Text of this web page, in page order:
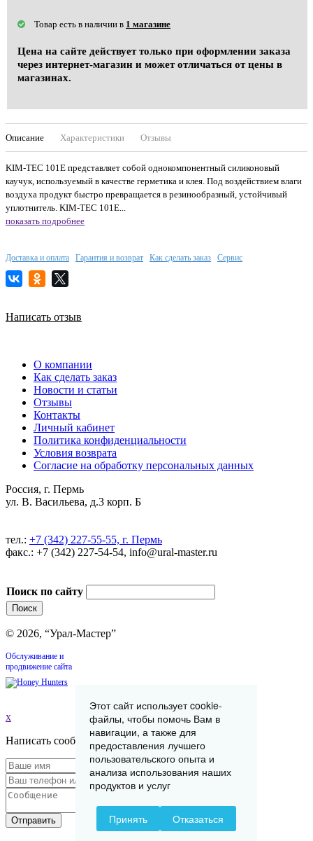
Товар есть в наличии в 1 магазине
Цена на сайте действует только при оформлении заказа
через интернет-магазин и может отличаться от цены в
магазинах.
Описание Характеристики Отзывы
KIM-TEC 101E представляет собой однокомпонентный cиликоновый
каучук, используемый в качестве герметика и клея. Под воздействием влаги
воздуха продукт быстро превращается в резинообразный, устойчивый
уплотнитель. KIM-TEC 101E...
показать подробнее
Доставка и оплата Гарантия и возврат Как сделать заказ Сервис
Написать отзыв
О компании
Как сделать заказ
Новости и статьи
Отзывы
Контакты
Личный кабинет
Политика конфиденциальности
Условия возврата
Согласие на обработку персональных данных
Россия, г. Пермь
ул. В. Васильева, д.3 корп. Б
тел.: +7 (342) 227-55-55, г. Пермь
факс.: +7 (342) 227-54-54, info@ural-master.ru
Поиск по сайту
© 2026, “Урал-Мастер”
Обслуживание и
продвижение сайта
x
Написать сообщение
Отправить
Этот сайт использует cookie-
файлы, чтобы помочь Вам в
навигации, а также для
предоставления лучшего
пользовательского опыта и
анализа использования наших
продуктов и услуг
Принять Отказаться